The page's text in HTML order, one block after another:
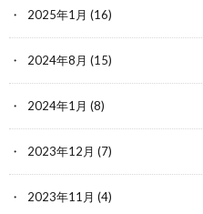
2025年1月 (16)
2024年8月 (15)
2024年1月 (8)
2023年12月 (7)
2023年11月 (4)